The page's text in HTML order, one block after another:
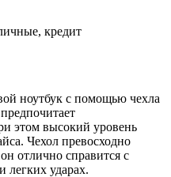
кредит
ноутбук с помощью чехла
этом высокий уровень
Чехол превосходно
отлично справится с
легких ударах.